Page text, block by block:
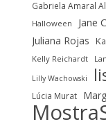
Gabriela Amaral
Halloween Jane
Juliana Rojas
Kelly Reichardt
Lilly Wachowski
Lúcia Murat